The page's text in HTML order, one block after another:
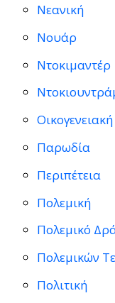
Νεανική
Νουάρ
Ντοκιμαντέρ
Οικογενειακή
Παρωδία
Περιπέτεια
Πολεμική
Πολεμικό
Πολεμικών
Πολιτική